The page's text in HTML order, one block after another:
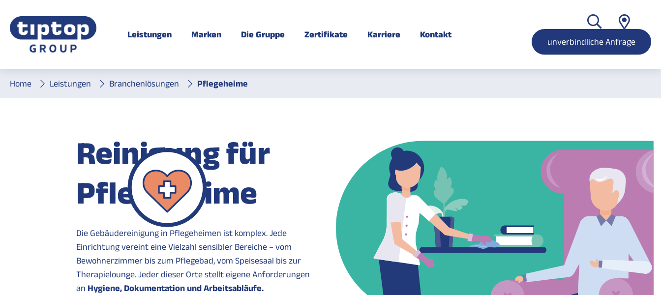
Leistungen Marken Die Gruppe Zertifikate Karriere Kontakt
unverbindliche Anfrage
Home Leistungen Branchenlösungen Pflegeheime
Pflegeheime
Reinigung für
Pflegeheime
Die Gebäudereinigung in Pflegeheimen ist komplex. Jede
Einrichtung vereint eine Vielzahl sensibler Bereiche – vom
Bewohnerzimmer bis zum Pflegebad, vom Speisesaal bis zur
Therapielounge. Jeder dieser Orte stellt eigene Anforderungen
an Hygiene, Dokumentation und Arbeitsabläufe.